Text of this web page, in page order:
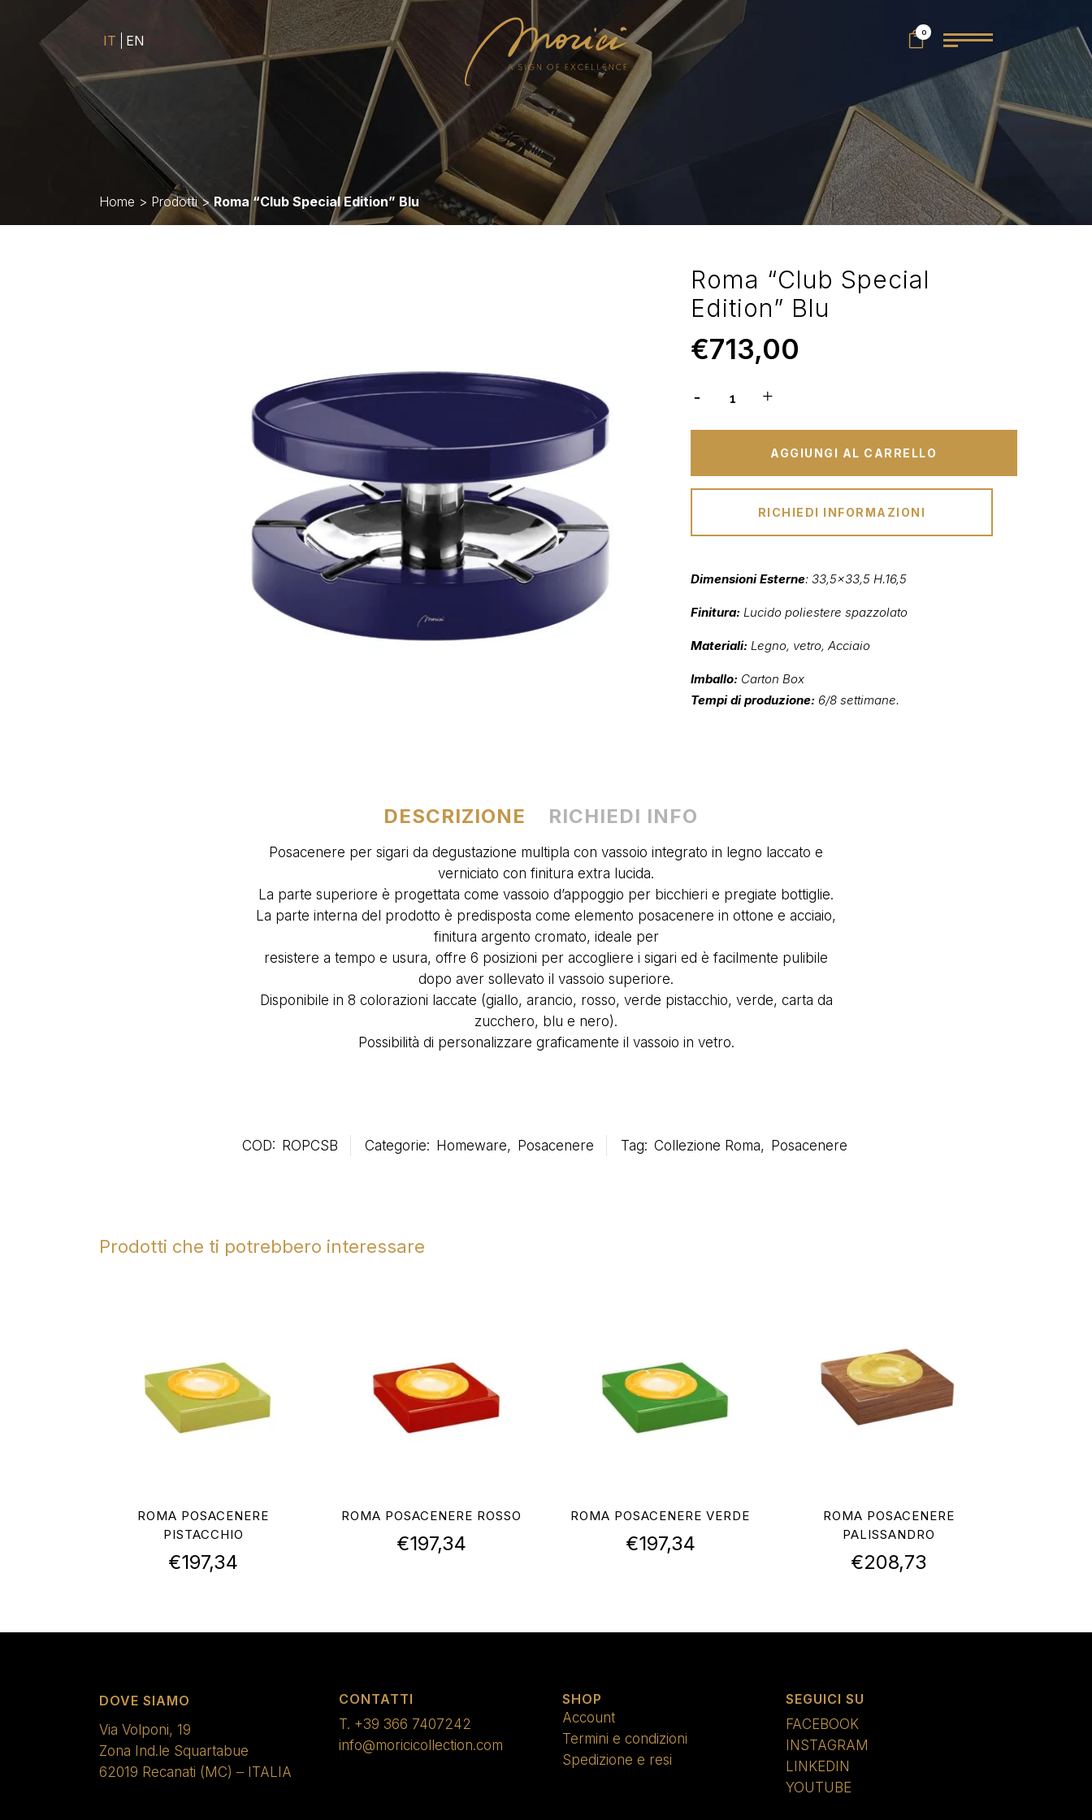
IT EN
0
Home > Prodotti>Roma “Club Special Edition” Blu
Roma “Club Special
Edition” Blu
€713,00
AGGIUNGI AL CARRELLO
RICHIEDI INFORMAZIONI
Dimensioni Esterne: 33,5×33,5 H.16,5
Finitura: Lucido poliestere spazzolato
Materiali: Legno, vetro, Acciaio
Imballo: Carton Box
Tempi di produzione: 6/8 settimane.
DESCRIZIONE RICHIEDI INFO
Posacenere per sigari da degustazione multipla con vassoio integrato in legno laccato e
verniciato con finitura extra lucida.
La parte superiore è progettata come vassoio d’appoggio per bicchieri e pregiate bottiglie.
La parte interna del prodotto è predisposta come elemento posacenere in ottone e acciaio,
finitura argento cromato, ideale per
resistere a tempo e usura, offre 6 posizioni per accogliere i sigari ed è facilmente pulibile
dopo aver sollevato il vassoio superiore.
Disponibile in 8 colorazioni laccate (giallo, arancio, rosso, verde pistacchio, verde, carta da
zucchero, blu e nero).
Possibilità di personalizzare graficamente il vassoio in vetro.
COD: ROPCSB Categorie: Homeware, Posacenere Tag: Collezione Roma, Posacenere
Prodotti che ti potrebbero interessare
ROMA POSACENERE
PISTACCHIO
€197,34
ROMA POSACENERE ROSSO
€197,34
ROMA POSACENERE VERDE
€197,34
ROMA POSACENERE
PALISSANDRO
€208,73
DOVE SIAMO
Via Volponi, 19
Zona Ind.le Squartabue
62019 Recanati (MC) – ITALIA
CONTATTI
T. +39 366 7407242
info@moricicollection.com
SHOP
Account
Termini e condizioni
Spedizione e resi
SEGUICI SU
FACEBOOK
INSTAGRAM
LINKEDIN
YOUTUBE